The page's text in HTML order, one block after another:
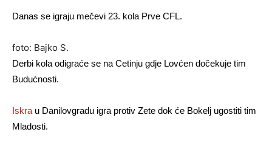
Danas se igraju mečevi 23. kola Prve CFL.
foto: Bajko S.
Derbi kola odigraće se na Cetinju gdje Lovćen dočekuje tim
Budućnosti.
Iskra u Danilovgradu igra protiv Zete dok će Bokelj ugostiti tim
Mladosti.